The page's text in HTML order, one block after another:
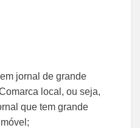
jornal de grande
local, ou seja,
que tem grande